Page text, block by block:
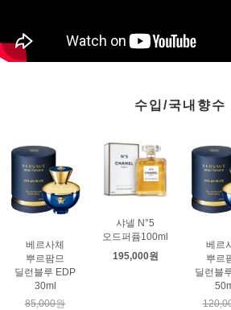
수입/국내향수
베르사체
뿌르팜므
딜런블루 EDP
30ml
85,000원
샤넬 N°5
오드퍼퓸100ml
195,000원
베르
뿌르
딜런블